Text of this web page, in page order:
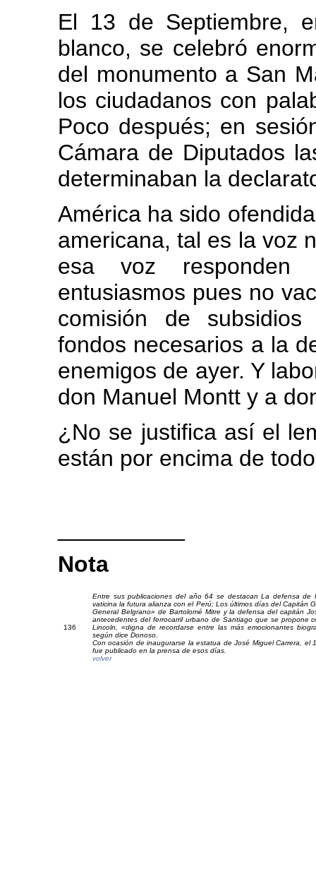
El 13 de Septiembre,
blanco, se celebró
del monumento a San
los ciudadanos con
Poco después; en
Cámara de Diputados
determinaban la
América ha sido
americana, tal es la voz
esa voz responden
entusiasmos pues no
comisión de
fondos necesarios a la
enemigos de ayer. Y
don Manuel Montt y a
¿No se justifica así el
están por encima de
Nota
136
Entre sus publicaciones del año 64 se destacan La defensa
vaticina la futura alianza con el Perú; Los últimos días del Capitán
General Belgrano» de Bartolomé Mitre y la defensa del capitán
antecedentes del ferrocarril urbano de Santiago que se propone
Lincoln, «digna de recordarse entre las más emocionantes
según dice Donoso.
Con ocasión de inaugurarse la estatua de José Miguel Carrera,
fue publicado en la prensa de esos días.
volver